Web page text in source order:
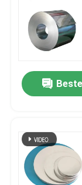
Videos
Over ons